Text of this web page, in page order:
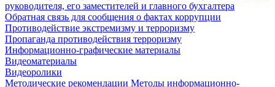
руководителя, его заместителей и главного бухгалтера
Обратная связь для сообщения о фактах коррупции
Противодействие экстремизму и терроризму
Пропаганда противодействия терроризму
Информационно-графические материалы
Видеоматериалы
Видеоролики
Методические рекомендации Методы информационно-